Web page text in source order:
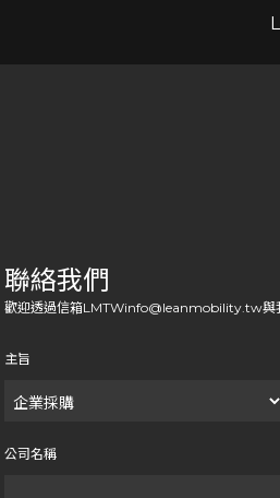
聯絡我們
歡迎透過信箱LMTWinfo@leanmobility.tw與
主旨
公司名稱